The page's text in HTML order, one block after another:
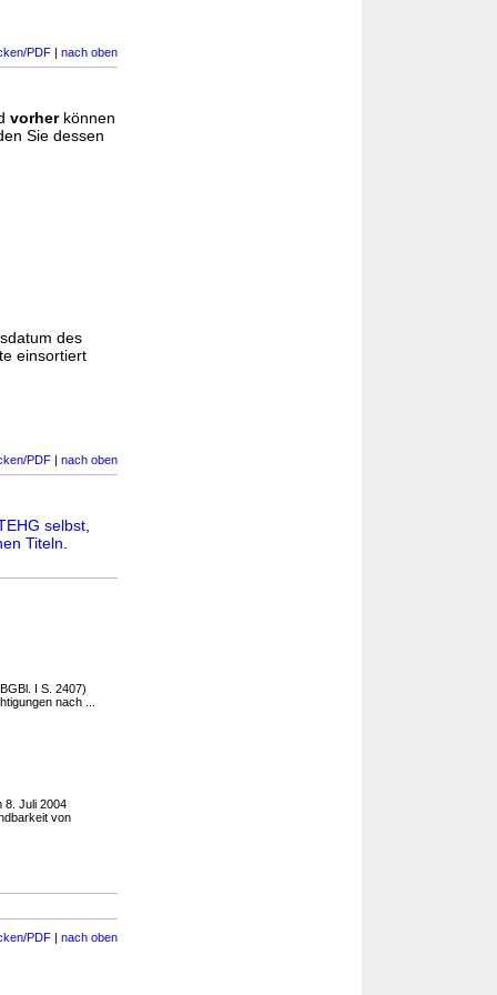
PDF | nach oben
vorherkönnen
Sie dessen
des
einsortiert
PDF | nach oben
selbst
Titeln
I S. 2407)
nach ...
8. Juli 2004
von
PDF | nach oben